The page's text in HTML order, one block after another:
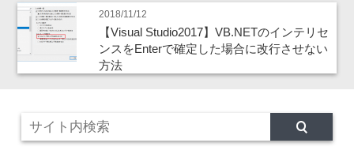
2018/11/12
【Visual Studio2017】VB.NETのインテリセ
ンスをEnterで確定した場合に改行させない
方法